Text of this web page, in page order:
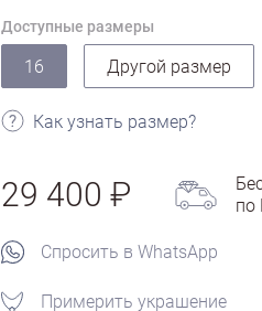
Доступные размеры
16 Другой размер
Как узнать размер?
29 400
по
Спросить в WhatsApp
Примерить украшение